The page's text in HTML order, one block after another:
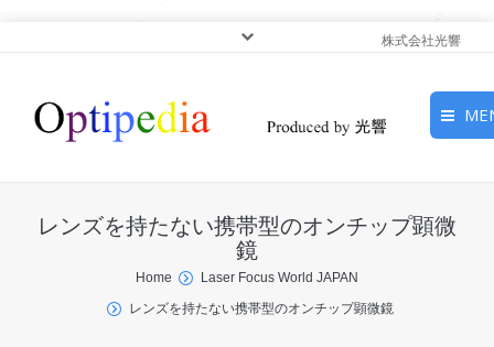
株式会社光響
ピックアップ
レンズを持たない携帯型のオンチップ顕微
鏡
You are here:Home
Laser Focus World JAPAN
レンズを持たない携帯型のオンチップ顕微鏡